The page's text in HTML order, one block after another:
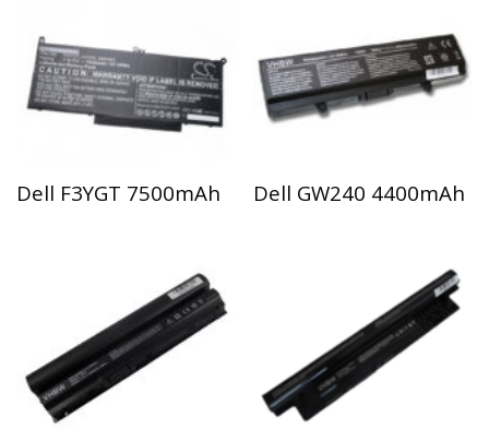
Dell F3YGT 7500mAh Dell GW240 4400mAh